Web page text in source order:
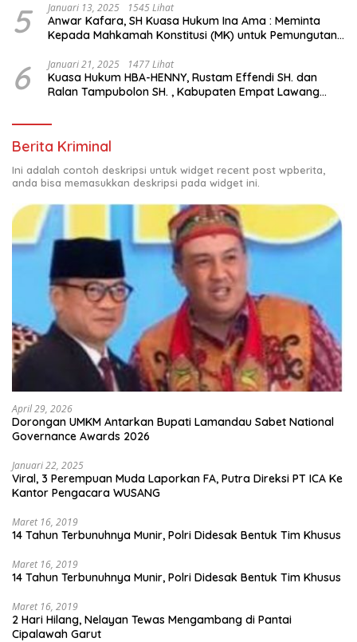
5 Januari 13, 2025 1545 Lihat
Anwar Kafara, SH Kuasa Hukum Ina Ama : Meminta
Kepada Mahkamah Konstitusi (MK) untuk Pemungutan
6 Januari 21, 2025 1477 Lihat
Kuasa Hukum HBA-HENNY, Rustam Effendi SH. dan
Ralan Tampubolon SH. , Kabupaten Empat Lawang
Berita Kriminal
Ini adalah contoh deskripsi untuk widget recent post wpberita,
anda bisa memasukkan deskripsi pada widget ini.
April 29, 2026
Dorongan UMKM Antarkan Bupati Lamandau Sabet National
Governance Awards 2026
Januari 22, 2025
Viral, 3 Perempuan Muda Laporkan FA, Putra Direksi PT ICA Ke
Kantor Pengacara WUSANG
Maret 16, 2019
14 Tahun Terbunuhnya Munir, Polri Didesak Bentuk Tim Khusus
Maret 16, 2019
14 Tahun Terbunuhnya Munir, Polri Didesak Bentuk Tim Khusus
Maret 16, 2019
2 Hari Hilang, Nelayan Tewas Mengambang di Pantai
Cipalawah Garut